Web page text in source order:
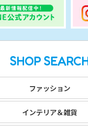
SHOP
ファッション
インテリア＆雑貨